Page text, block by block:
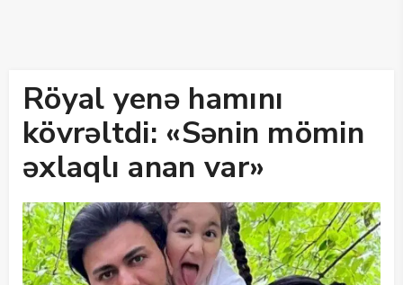
Röyal yenə hamını
kövrəltdi: «Sənin mömin
əxlaqlı anan var»